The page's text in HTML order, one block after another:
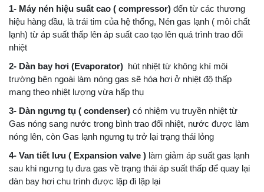
1- Máy nén hiệu suất cao ( compressor) đến từ các thương
hiệu hàng đầu, là trái tim của hệ thống, Nén gas lạnh ( môi chất
lạnh) từ áp suất thấp lên áp suất cao tạo lên quá trình trao đổi
nhiệt
2- Dàn bay hơi (Evaporator) hút nhiệt từ không khí môi
trường bên ngoài làm nóng gas sẽ hóa hơi ở nhiệt độ thấp
mang theo nhiệt lượng vừa hấp thụ
3- Dàn ngưng tụ ( condenser) có nhiệm vụ truyền nhiệt từ
Gas nóng sang nước trong bình trao đổi nhiệt, nước được làm
nóng lên, còn Gas lạnh ngưng tụ trở lại trạng thái lỏng
4- Van tiết lưu ( Expansion valve ) làm giảm áp suất gas lạnh
sau khi ngưng tụ đưa gas về trạng thái áp suất thấp để quay lại
dàn bay hơi chu trình được lặp đi lặp lại